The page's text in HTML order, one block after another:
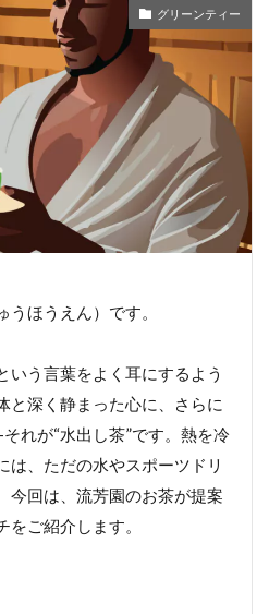
グリーンティー
ほうえん）です。
いう言葉をよく耳にするよう
と深く静まった心に、さらに
れが“水出し茶”です。熱を冷
は、ただの水やスポーツドリ
今回は、流芳園のお茶が提案
ご紹介します。